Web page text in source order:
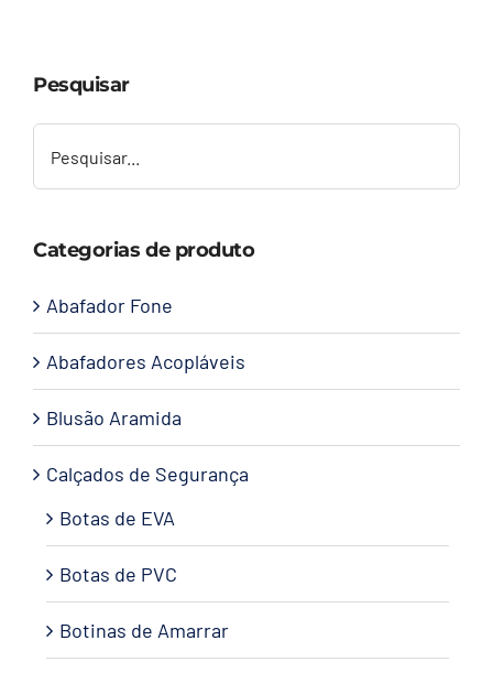
Contato
Pesquisar
Categorias de produto
Abafador Fone
Abafadores Acopláveis
Blusão Aramida
Calçados de Segurança
Botas de EVA
Botas de PVC
Botinas de Amarrar